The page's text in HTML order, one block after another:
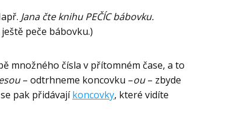
Jana čte knihu PEČÍC bábovku.
peče bábovku.)
množného čísla v přítomném čase, a to
– odtrhneme koncovku –ou– zbyde
pak přidávajíkoncovky, které vidíte